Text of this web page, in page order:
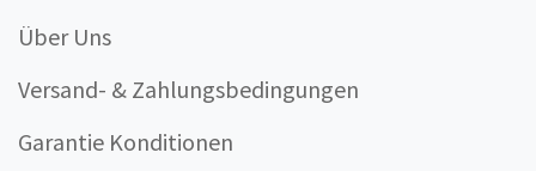
Über Uns
Versand- & Zahlungsbedingungen
Garantie Konditionen